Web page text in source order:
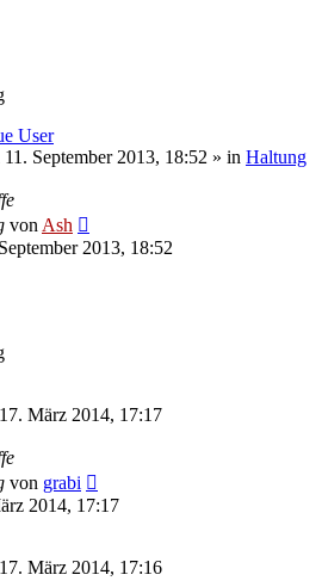
User
September 2013, 18:52 » in Haltung
von Ash
2013, 18:52
März 2014, 17:17
von grabi
2014, 17:17
März 2014, 17:16